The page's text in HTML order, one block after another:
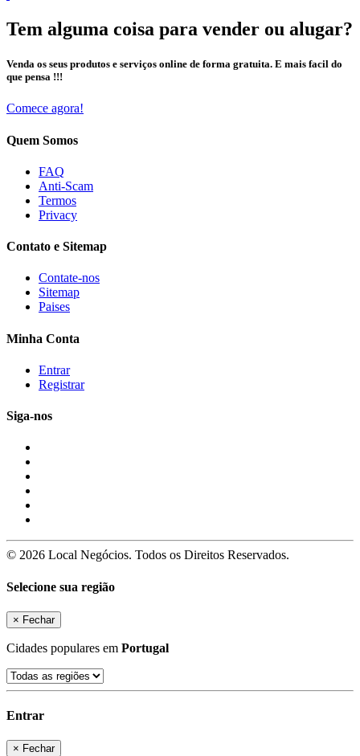
Tem alguma coisa para vender ou alugar?
Venda os seus produtos e serviços online de forma gratuita. E mais facil do
que pensa !!!
Comece agora!
Quem Somos
FAQ
Anti-Scam
Termos
Privacy
Contato e Sitemap
Contate-nos
Sitemap
Paises
Minha Conta
Entrar
Registrar
Siga-nos
© 2026 Local Negócios. Todos os Direitos Reservados.
Selecione sua região
× Fechar
Cidades populares em Portugal
Entrar
× Fechar